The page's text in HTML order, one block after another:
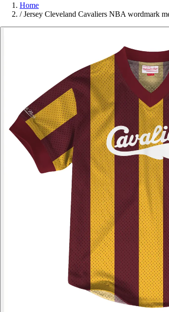
Home
/ Jersey Cleveland Cavaliers NBA wordmark